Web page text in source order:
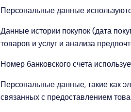
Персональные данные
Данные истории покупок (дата
товаров и услуг и анализа
Номер банковского счета
Персональные данные, такие как
связанных с предоставлением